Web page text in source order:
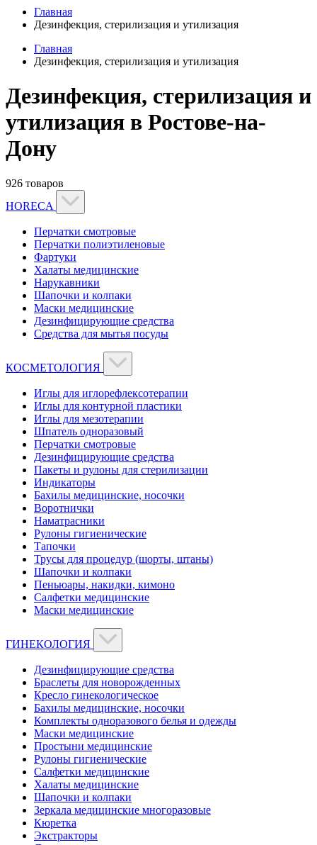
Главная
Дезинфекция, стерилизация и утилизация
Главная
Дезинфекция, стерилизация и утилизация
Дезинфекция, стерилизация и
утилизация в Ростове-на-
Дону
926 товаров
HORECA
Перчатки смотровые
Перчатки полиэтиленовые
Фартуки
Халаты медицинские
Нарукавники
Шапочки и колпаки
Маски медицинские
Дезинфицирующие средства
Средства для мытья посуды
КОСМЕТОЛОГИЯ
Иглы для иглорефлексотерапии
Иглы для контурной пластики
Иглы для мезотерапии
Шпатель одноразовый
Перчатки смотровые
Дезинфицирующие средства
Пакеты и рулоны для стерилизации
Индикаторы
Бахилы медицинские, носочки
Воротнички
Наматрасники
Рулоны гигиенические
Тапочки
Трусы для процедур (шорты, штаны)
Шапочки и колпаки
Пеньюары, накидки, кимоно
Салфетки медицинские
Маски медицинские
ГИНЕКОЛОГИЯ
Дезинфицирующие средства
Браслеты для новорожденных
Кресло гинекологическое
Бахилы медицинские, носочки
Комплекты одноразового белья и одежды
Маски медицинские
Простыни медицинские
Рулоны гигиенические
Салфетки медицинские
Халаты медицинские
Шапочки и колпаки
Зеркала медицинские многоразовые
Кюретка
Экстракторы